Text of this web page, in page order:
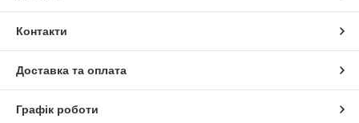
Контакти
Доставка та оплата
Графік роботи